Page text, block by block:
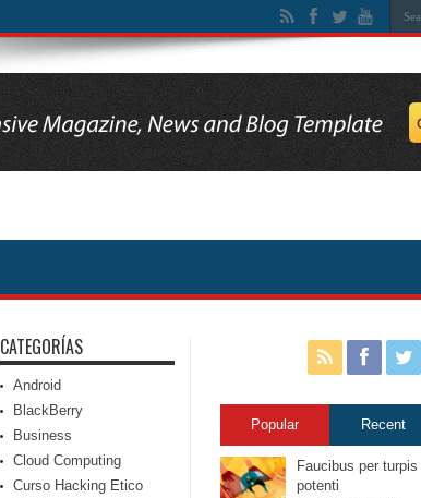
CATEGORÍAS
Android
BlackBerry
Business
Cloud Computing
Curso Hacking Etico
Popular Recent
Faucibus per
potenti